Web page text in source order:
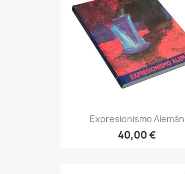
Expresionismo Alemán
40,00 €